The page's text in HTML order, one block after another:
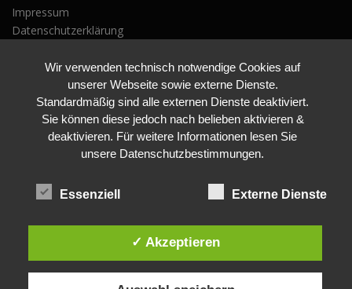
Impressum
Datenschutzerklärung
VERANSTALTUNGEN
Veranstaltungen
Wir verwenden technisch notwendige Cookies auf
unserer Webseite sowie externe Dienste.
Standardmäßig sind alle externen Dienste deaktiviert.
Sie können diese jedoch nach belieben aktivieren &
deaktivieren. Für weitere Informationen lesen Sie
unsere Datenschutzbestimmungen.
Essenziell Externe Dienste
✓ Akzeptieren